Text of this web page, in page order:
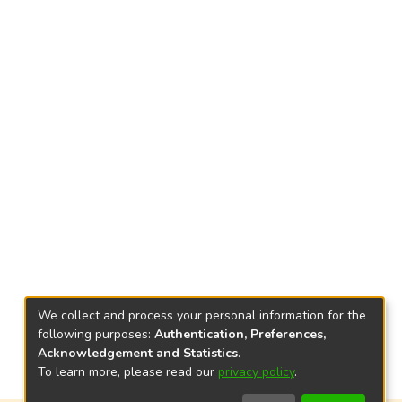
We collect and process your personal information for the
following purposes: Authentication, Preferences,
Acknowledgement and Statistics.
To learn more, please read our privacy policy.